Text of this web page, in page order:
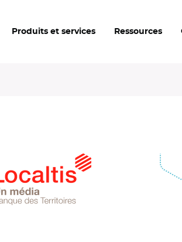
Produits et services Ressources